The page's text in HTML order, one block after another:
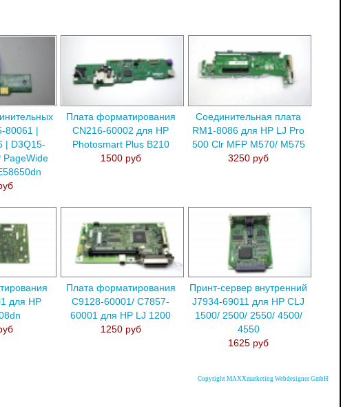
80061 |
| D3Q15-
PageWide
Плата форматирования
CN216-60002 для HP
Photosmart Plus B210
1500 руб
Соединительная плата
RM1-8086 для HP LJ Pro
500 Clr MFP M570/ M575
3250 руб
для HP
Плата форматирования
C9128-60001/ C7857-
60001 для HP LJ 1200
1250 руб
Принт-сервер внутренний
J7934-69011 для HP CLJ
1500/ 2500/ 2550/ 4500/
4550
1625 руб
Copyright MAXXmarketing Webdesigner GmbH